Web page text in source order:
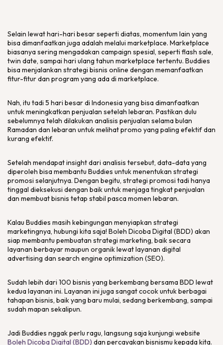
Selain lewat hari-hari besar seperti diatas, momentum lain yang
bisa dimanfaatkan juga adalah melalui marketplace. Marketplace
biasanya sering mengadakan campaign spesial, seperti flash sale,
twin date, sampai hari ulang tahun marketplace tertentu. Buddies
bisa menjalankan strategi bisnis online dengan memanfaatkan
fitur-fitur dan program yang ada di marketplace.
Nah, itu tadi 5 hari besar di Indonesia yang bisa dimanfaatkan
untuk meningkatkan penjualan setelah lebaran. Pastikan dulu
sebelumnya telah dilakukan analisis penjualan selama bulan
Ramadan dan lebaran untuk melihat promo yang paling efektif dan
kurang efektif.
Setelah mendapat insight dari analisis tersebut, data-data yang
diperoleh bisa membantu Buddies untuk menentukan strategi
promosi selanjutnya. Dengan begitu, strategi promosi tadi hanya
tinggal dieksekusi dengan baik untuk menjaga tingkat penjualan
dan membuat bisnis tetap stabil pasca momen lebaran.
Kalau Buddies masih kebingungan menyiapkan strategi
marketingnya, hubungi kita saja! Boleh Dicoba Digital (BDD) akan
siap membantu pembuatan strategi marketing, baik secara
layanan berbayar maupun organik lewat layanan digital
advertising dan search engine optimization (SEO).
Sudah lebih dari 100 bisnis yang berkembang bersama BDD lewat
kedua layanan ini. Layanan ini juga sangat cocok untuk berbagai
tahapan bisnis, baik yang baru mulai, sedang berkembang, sampai
sudah mapan sekalipun.
Jadi Buddies nggak perlu ragu, langsung saja kunjungi website
Boleh Dicoba Digital (BDD) dan percayakan bisnismu kepada kita.